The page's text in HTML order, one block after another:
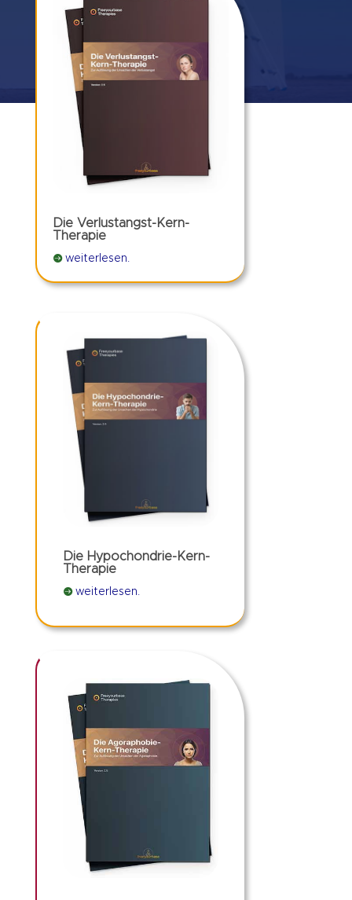
Die Verlustangst-Kern-
Therapie
 weiterlesen.
Die Hypochondrie-Kern-
Therapie
weiterlesen.